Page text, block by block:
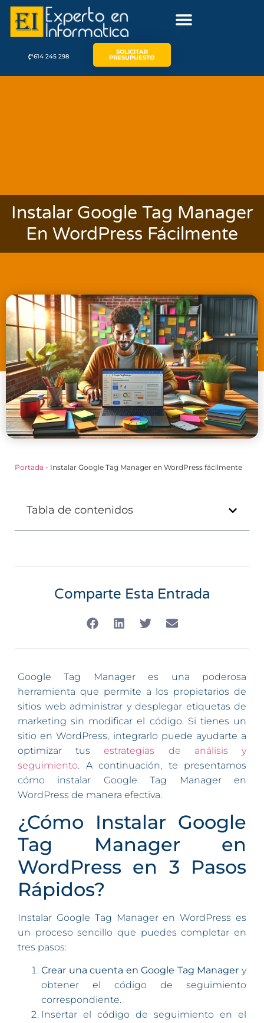
614 245 298
SOLICITAR
PRESUPUESTO
Instalar Google Tag Manager
En WordPress Fácilmente
Portada - Instalar Google Tag Manager en WordPress fácilmente
Tabla de contenidos
Comparte Esta Entrada
Google Tag Manager es una poderosa
herramienta que permite a los propietarios de
sitios web administrar y desplegar etiquetas de
marketing sin modificar el código. Si tienes un
sitio en WordPress, integrarlo puede ayudarte a
optimizar tus estrategias de análisis y
seguimiento. A continuación, te presentamos
cómo instalar Google Tag Manager en
WordPress de manera efectiva.
¿Cómo Instalar Google
Tag Manager en
WordPress en 3 Pasos
Rápidos?
Instalar Google Tag Manager en WordPress es
un proceso sencillo que puedes completar en
tres pasos:
Crear una cuenta en Google Tag Manager y
obtener el código de seguimiento
correspondiente.
Insertar el código de seguimiento en el